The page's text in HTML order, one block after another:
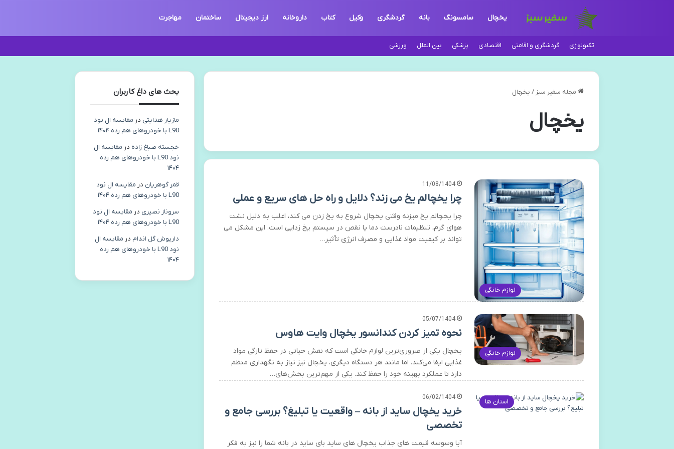
یخچال سامسونگ بانه گردشگری وکیل کتاب داروخانه ارز دیجیتال ساختمان مهاجرت
تکنولوژی گردشگری و اقامتی اقتصادی پزشکی بین الملل ورزشی
مجله سفیر سبز / یخچال
یخچال
لوازم خانگی
11/08/1404
چرا یخچالم یخ می زند؟ دلایل و راه حل های سریع و عملی
چرا یخچالم یخ میزنه وقتی یخچال شروع به یخ زدن می کند، اغلب به دلیل نشت
هوای گرم، تنظیمات نادرست دما یا نقص در سیستم یخ زدایی است. این مشکل می
تواند بر کیفیت مواد غذایی و مصرف انرژی تأثیر…
لوازم خانگی
05/07/1404
نحوه تمیز کردن کندانسور یخچال وایت هاوس
یخچال یکی از ضروری‌ترین لوازم خانگی است که نقش حیاتی در حفظ تازگی مواد
غذایی ایفا می‌کند. اما مانند هر دستگاه دیگری، یخچال نیز نیاز به نگهداری منظم
دارد تا عملکرد بهینه خود را حفظ کند. یکی از مهم‌ترین بخش‌های…
استان ها 06/02/1404
خرید یخچال ساید از بانه – واقعیت یا تبلیغ؟ بررسی جامع و
تخصصی
آیا وسوسه قیمت های جذاب یخچال های ساید بای ساید در بانه شما را نیز به فکر
بحث های داغ کاربران
مازیار هدایتی در مقایسه ال نود
L90 با خودروهای هم رده ۱۴۰۴
خجسته صباغ زاده در مقایسه ال
نود L90 با خودروهای هم رده
۱۴۰۴
قمر گوهریان در مقایسه ال نود
L90 با خودروهای هم رده ۱۴۰۴
سروناز نصیری در مقایسه ال نود
L90 با خودروهای هم رده ۱۴۰۴
داریوش گل اندام در مقایسه ال
نود L90 با خودروهای هم رده
۱۴۰۴